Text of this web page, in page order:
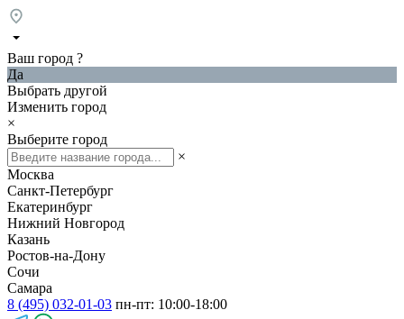
Ваш город ?
Да
Выбрать другой
Изменить город
×
Выберите город
×
Москва
Санкт-Петербург
Екатеринбург
Нижний Новгород
Казань
Ростов-на-Дону
Сочи
Самара
8 (495) 032-01-03 пн-пт: 10:00-18:00